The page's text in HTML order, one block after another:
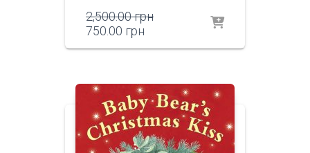
2,500.00грнОригінальна
750.00 грн